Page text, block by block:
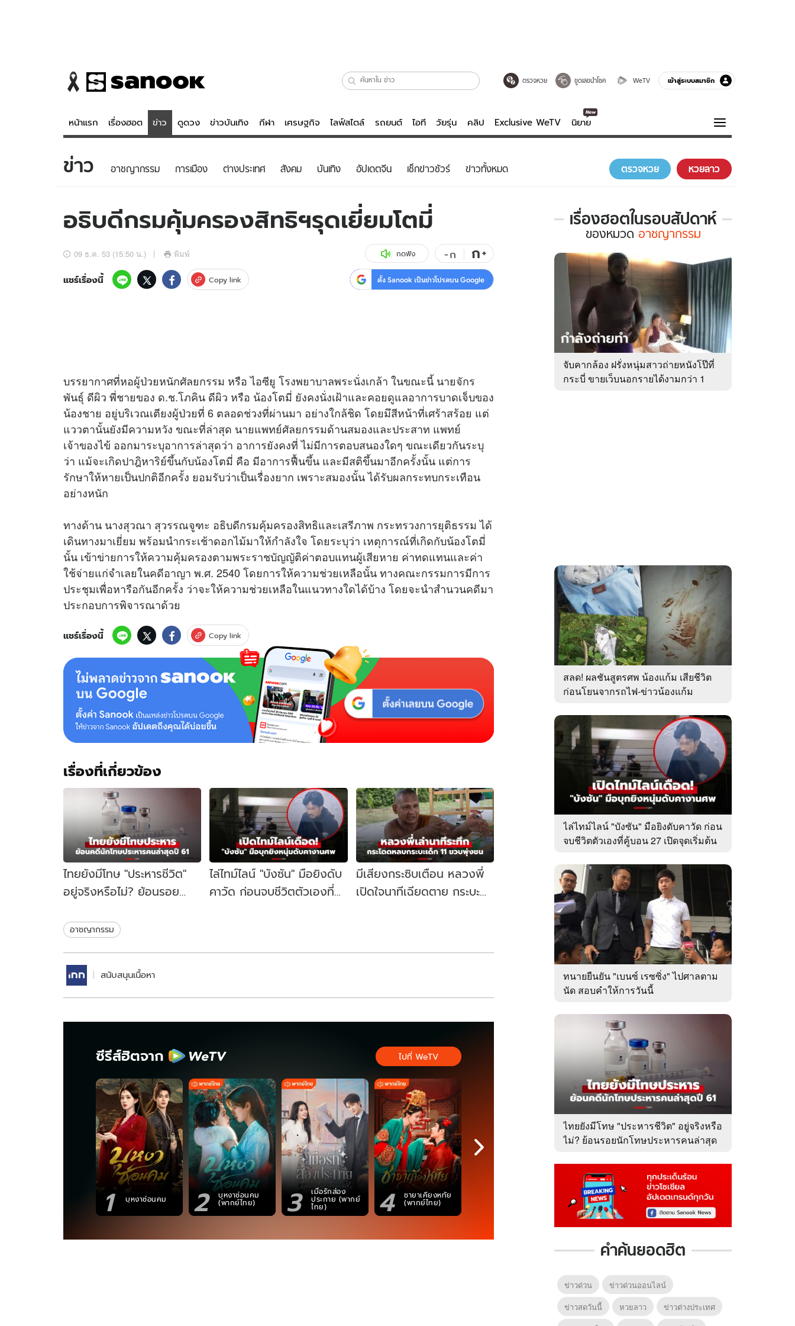
ตรวจหวย ขูดเลขนำโชค WeTV เข้าสู่ระบบสมาชิก
หน้าแรก เรื่องฮอต ข่าว ดูดวง ข่าวบันเทิง กีฬา เศรษฐกิจ ไลฟ์สไตล์ รถยนต์ ไอที วัยรุ่น คลิป Exclusive WeTV นิยาย
ข่าว
ข่าวบันเทิง
อัปเดตจีน
ดูดวง - ตรวจหวย
สถิติหวยไทย
ไลฟ์สไตล์
ผู้ชาย
วัยรุ่น
รถยนต์
สุขภาพ
บันเทิงครบรส
คลิป
พอดแคสต์
ดูทีวี
ความรู้รอบตัว
ฮาวทู
ดาวน์โหลดสนุกแอปฟรี ติดตามสนุกโซเชียลได้ที่
สงวนลิขสิทธิ์ ©2569 บริษัท อิมเมจ ฟิวเจอร์ (ประเทศไทย) จำกัด
ข่าว อาชญากรรม การเมือง ต่างประเทศ สังคม บันเทิง อัปเดตจีน เช็กข่าวชัวร์ ข่าวทั้งหมด ตรวจหวย หวยลาว
อธิบดีกรมคุ้มครองสิทธิฯรุดเยี่ยมโตมี่
09 ธ.ค. 53 (15:50 น.) พิมพ์ กดฟัง -ก ก+
แชร์เรื่องนี้ Copy link ตั้ง Sanook เป็นข่าวโปรดบน Google
บรรยากาศที่หอผู้ป่วยหนักศัลยกรรม หรือ ไอซียู โรงพยาบาลพระนั่งเกล้า ในขณะนี้ นายจักร
พันธุ์ ดีผิว พี่ชายของ ด.ช.โภคิน ดีผิว หรือ น้องโตมี่ ยังคงนั่งเฝ้าและคอยดูแลอาการบาดเจ็บของ
น้องชาย อยู่บริเวณเตียงผู้ป่วยที่ 6 ตลอดช่วงที่ผ่านมา อย่างใกล้ชิด โดยมึสีหน้าที่เศร้าสร้อย แต่
แววตานั้นยังมีความหวัง ขณะที่ล่าสุด นายแพทย์ศัลยกรรมด้านสมองและประสาท แพทย์
เจ้าของไข้ ออกมาระบุอาการล่าสุดว่า อาการยังคงที่ ไม่มีการตอบสนองใดๆ ขณะเดียวกันระบุ
ว่า แม้จะเกิดปาฎิหาริย์ขึ้นกับน้องโตมี่ คือ มีอาการฟื้นขึ้น และมีสติขึ้นมาอีกครั้งนั้น แต่การ
รักษาให้หายเป็นปกติอีกครั้ง ยอมรับว่าเป็นเรื่องยาก เพราะสมองนั้น ได้รับผลกระทบกระเทือน
อย่างหนัก
ทางด้าน นางสุวณา สุวรรณจูฑะ อธิบดีกรมคุ้มครองสิทธิและเสรีภาพ กระทรวงการยุติธรรม ได้
เดินทางมาเยี่ยม พร้อมนำกระเช้าดอกไม้มาให้กำลังใจ โดยระบุว่า เหตุการณ์ที่เกิดกับน้องโตมี่
นั้น เข้าข่ายการให้ความคุ้มครองตามพระราชบัญญัติค่าตอบแทนผู้เสียหาย ค่าทดแทนและค่า
ใช้จ่ายแก่จำเลยในคดีอาญา พ.ศ. 2540 โดยการให้ความช่วยเหลือนั้น ทางคณะกรรมการมีการ
ประชุมเพื่อหารือกันอีกครั้ง ว่าจะให้ความช่วยเหลือในแนวทางใดได้บ้าง โดยจะนำสำนวนคดีมา
ประกอบการพิจารณาด้วย
แชร์เรื่องนี้ Copy link
เรื่องที่เกี่ยวข้อง
ไทยยังมีโทษ "ประหารชีวิต"
อยู่จริงหรือไม่? ย้อนรอย
2561
ไล่ไทม์ไลน์ "บังซัน" มือยิงดับ
คาวัด ก่อนจบชีวิตตัวเองที่
มีเสียงกระซิบเตือน หลวงพี่
เปิดใจนาทีเฉียดตาย กระบะ
อาชญากรรม
สนับสนุนเนื้อหา
ซีรีส์ฮิตจาก
1 บุหงาซ่อนคม 2 บุหงาซ่อนคม
(พากย์ไทย) 3 เมื่อรักส่อง
ประกาย (พากย์
ไทย) 4 ชายาเคียงหทัย
(พากย์ไทย) 5 6 หากวินาทีนั้นไม่
พบเธอ 7 หากวินาทีนั้นไม่
พบเธอ (พากย์
ไทย)
ไปที่ WeTV
เรื่องฮอตในรอบสัปดาห์
เรื่อง
ใน
รอบ
สัปดาห์
หมวด
อาชญากรรม
ของหมวด อาชญากรรม
จับคากล้อง ฝรั่งหนุ่มสาวถ่ายหนังโป๊ที่
กระบี่ ขายเว็บนอกรายได้งามกว่า 1
สลด! ผลชันสูตรศพ น้องแก้ม เสียชีวิต
ก่อนโยนจากรถไฟ-ข่าวน้องแก้ม
ไล่ไทม์ไลน์ "บังซัน" มือยิงดับคาวัด ก่อน
จบชีวิตตัวเองที่คู้บอน 27 เปิดจุดเริ่มต้น
ทนายยืนยัน "เบนซ์ เรซซิ่ง" ไปศาลตาม
นัด สอบคำให้การวันนี้
ไทยยังมีโทษ "ประหารชีวิต" อยู่จริงหรือ
ไม่? ย้อนรอยนักโทษประหารคนล่าสุด
คำค้นยอดฮิต
ข่าวด่วน
ข่าวด่วนออนไลน์
ข่าวสดวันนี้
หวยลาว
ข่าวต่างประเทศ